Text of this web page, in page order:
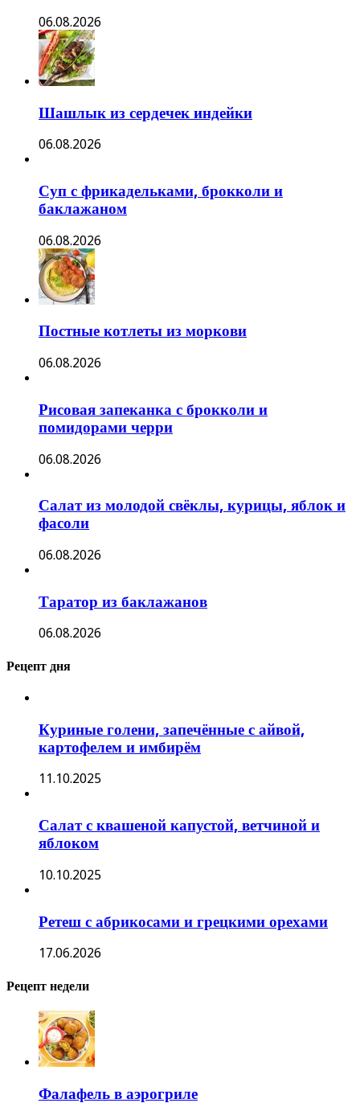
06.08.2026
Шашлык из сердечек индейки
06.08.2026
Суп с фрикадельками, брокколи и
баклажаном
06.08.2026
Постные котлеты из моркови
06.08.2026
Рисовая запеканка с брокколи и
помидорами черри
06.08.2026
Салат из молодой свёклы, курицы, яблок и
фасоли
06.08.2026
Таратор из баклажанов
06.08.2026
Рецепт дня
Куриные голени, запечённые с айвой,
картофелем и имбирём
11.10.2025
Салат с квашеной капустой, ветчиной и
яблоком
10.10.2025
Ретеш с абрикосами и грецкими орехами
17.06.2026
Рецепт недели
Фалафель в аэрогриле